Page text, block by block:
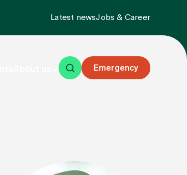
Latest newsJobs & Career
Emergency